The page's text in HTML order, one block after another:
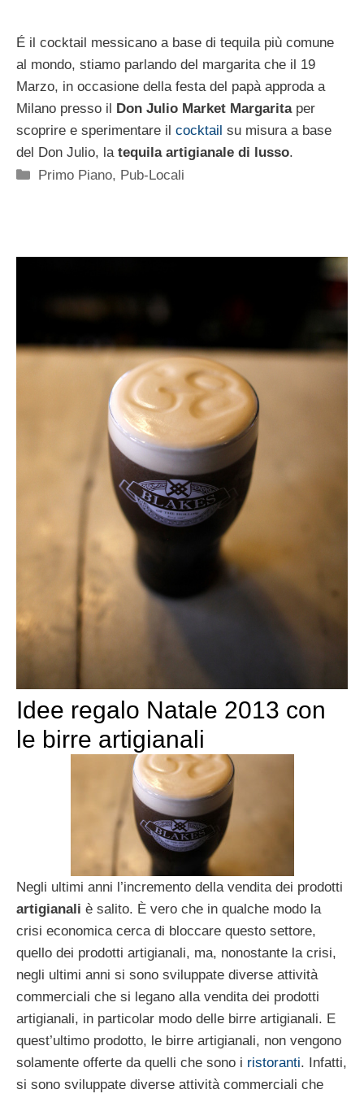
É il cocktail messicano a base di tequila più comune
al mondo, stiamo parlando del margarita che il 19
Marzo, in occasione della festa del papà approda a
Milano presso il Don Julio Market Margaritaper
scoprire e sperimentare il cocktail su misura a base
del Don Julio, la tequila artigianale di lusso.
Categorie
Primo Piano, Pub-Locali
Idee regalo Natale 2013 con
le birre artigianali
Negli ultimi anni l’incremento della vendita dei prodotti
artigianali è salito. È vero che in qualche modo la
crisi economica cerca di bloccare questo settore,
quello dei prodotti artigianali, ma, nonostante la crisi,
negli ultimi anni si sono sviluppate diverse attività
commerciali che si legano alla vendita dei prodotti
artigianali, in particolar modo delle birre artigianali. E
quest’ultimo prodotto, le birre artigianali, non vengono
solamente offerte da quelli che sono i ristoranti. Infatti,
si sono sviluppate diverse attività commerciali che